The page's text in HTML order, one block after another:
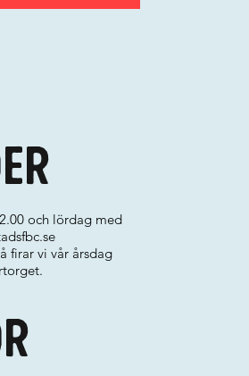
och lördag med
firar vi vår årsdag